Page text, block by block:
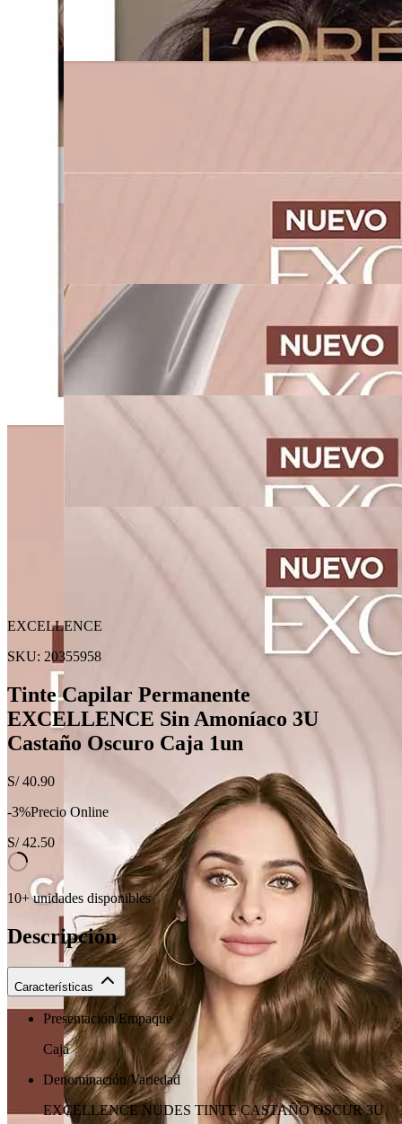
EXCELLENCE
SKU: 20355958
Tinte Capilar Permanente
EXCELLENCE Sin Amoníaco 3U
Castaño Oscuro Caja 1un
S/40.90
-3%Precio Online
S/42.50
10+ unidades disponibles
Descripción
Características
Presentación/Empaque
Caja
Denominación/Variedad
EXCELLENCE NUDES TINTE CASTAÑO OSCUR 3U